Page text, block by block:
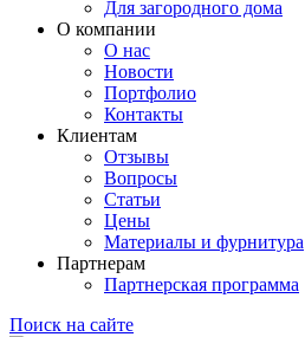
Для загородного дома
О компании
О нас
Новости
Портфолио
Контакты
Клиентам
Отзывы
Вопросы
Статьи
Цены
Материалы и фурнитура
Партнерам
Партнерская программа
Поиск на сайте